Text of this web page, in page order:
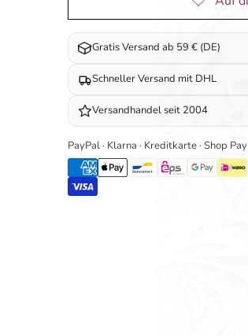
Gratis Versand ab 59 € (DE)
Schneller Versand mit DHL
Versandhandel seit 2004
PayPal · Klarna · Kreditkarte · Shop Pay